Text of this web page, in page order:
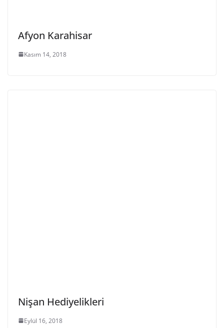
Afyon Karahisar
Kasım 14, 2018
Nişan Hediyelikleri
Eylül 16, 2018